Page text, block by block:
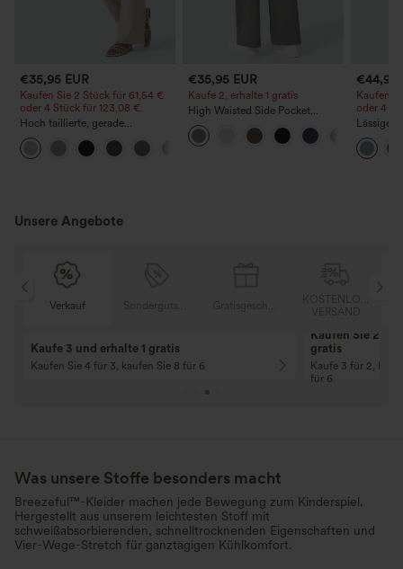
€35,95 EUR
Kaufen Sie 2 Stück für 61,54 €
oder 4 Stück für 123,08 €.
Hoch taillierte, gerade
geschnittene, legere Leinen-
Optik-Hose mit Taschen
€35,95 EUR
Kaufe 2, erhalte 1 gratis
High Waisted Side Pocket
Straight Leg Work Pants
€44,95
Kaufen
oder 4
Lässige
Taschen
Unsere Angebote
Verkauf
Kaufe 3 und erhalte 1 gratis
Kaufen Sie 4 für 3, kaufen Sie 8 für 6
Kaufen Sie 2
gratis
Kaufe 3 für 2,
für 6
Was unsere Stoffe besonders macht
Breezeful™-Kleider machen jede Bewegung zum Kinderspiel.
Hergestellt aus unserem leichtesten Stoff mit
schweißabsorbierenden, schnelltrocknenden Eigenschaften und
Vier-Wege-Stretch für ganztägigen Kühlkomfort.